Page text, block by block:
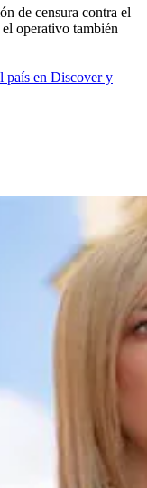
de censura contra el
operativo también
país en Discover y